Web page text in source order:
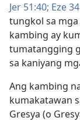
Jer 51:40; Eze
tungkol sa
kambing ay
tumatangging
sa kaniyang
Ang kambing
kumakatawan
Gresya (o